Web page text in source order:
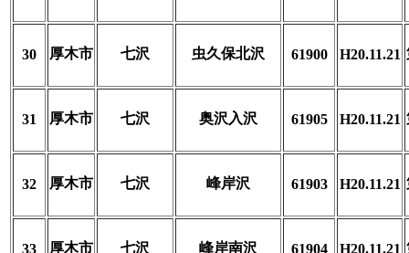
30 厚木市 七沢 虫久保北沢 61900 H20.11.21
31 厚木市 七沢 奥沢入沢 61905 H20.11.21
32 厚木市 七沢 峰岸沢 61903 H20.11.21
33 厚木市 七沢 峰岸南沢 61904 H20.11.21